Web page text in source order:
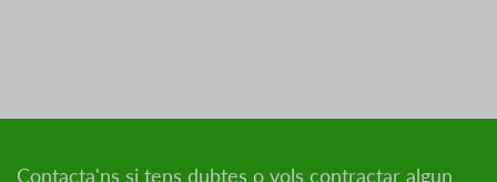
Contacta'ns si tens dubtes o vols contractar algun